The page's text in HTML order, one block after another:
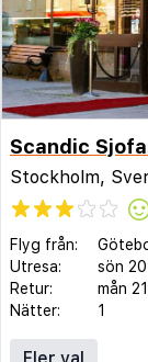
Scandic
Stockholm,
Flyg från:
Utresa:
sön
Retur:
mån
Nätter:
1